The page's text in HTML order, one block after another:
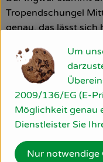
Tropendschungel
genau, das lässt sich
Was ist drin?
Zubereitungen aus
antioxidative,
Erbrechen),
Effekte auf die
sowie die
insbesondere in der
Um
2009/136/EG (E-
Möglichkeit genau
Dienstleister Sie
Nur notwendige